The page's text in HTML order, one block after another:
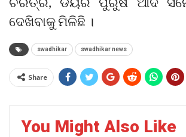
ଦେଖିବାକୁ ମିଳିଛି ।
swadhikar swadhikar news
Share
You Might Also Like